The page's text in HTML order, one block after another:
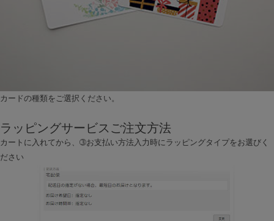
カードの種類をご選択ください。
ラッピングサービスご注文方法
カートに入れてから、➂お支払い方法入力時にラッピングタイプをお選びく
ださい